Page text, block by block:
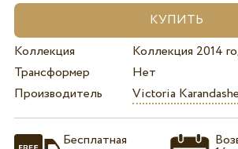
Коллекция
Коллекция 2014
Трансформер
Нет
Производитель
Victoria
Бесплатная